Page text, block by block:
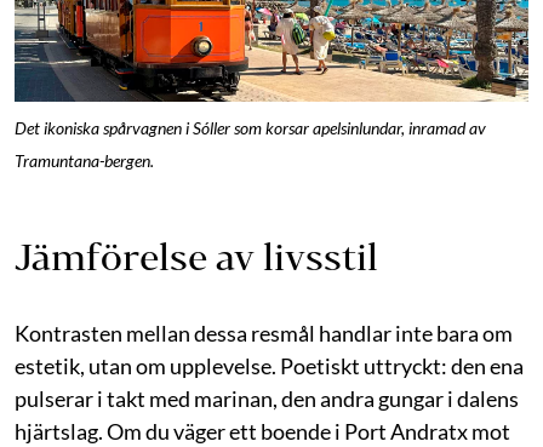
Det ikoniska spårvagnen i Sóller som korsar apelsinlundar, inramad av
Tramuntana-bergen.
Jämförelse av livsstil
Kontrasten mellan dessa resmål handlar inte bara om
estetik, utan om upplevelse. Poetiskt uttryckt: den ena
pulserar i takt med marinan, den andra gungar i dalens
hjärtslag. Om du väger ett boende i Port Andratx mot